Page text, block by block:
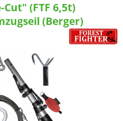
(FTF 6,5t)
(Berger)